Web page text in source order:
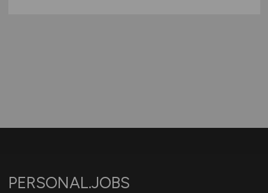
PERSONAL.JOBS